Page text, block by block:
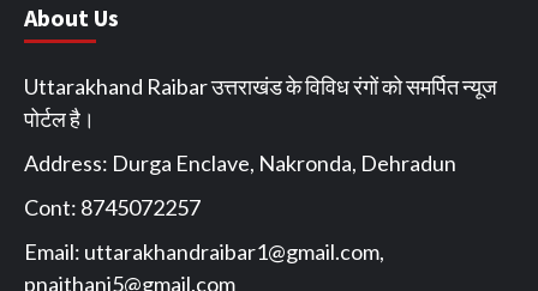
About Us
Uttarakhand Raibar उत्तराखंड के विविध रंगों को समर्पित न्यूज
पोर्टल है।
Address: Durga Enclave, Nakronda, Dehradun
Cont: 8745072257
Email: uttarakhandraibar1@gmail.com,
pnaithani5@gmail.com